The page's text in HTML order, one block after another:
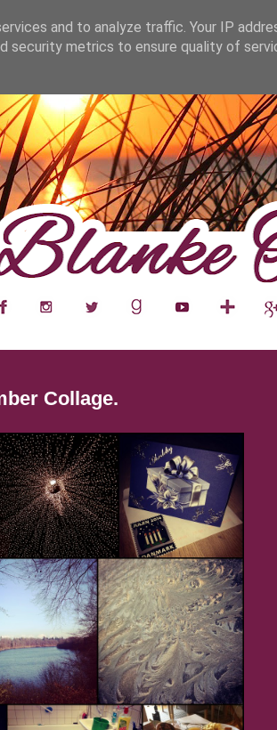
Collage.
and to analyze traffic. Your IP
security metrics to ensure quality of